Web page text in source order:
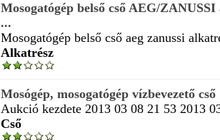
Mosogatógép belső cső AEG/
...
Mosogatógép belső cső aeg zanussi
Alkatrész
Mosógép, mosogatógép vízbevezető cső
Aukció kezdete 2013 03 08 21 53 2013
Cső